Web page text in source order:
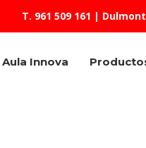
T. 961 509 161 |
Aula Innova